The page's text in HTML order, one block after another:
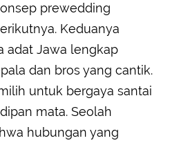
prewedding
Keduanya
adat Jawa lengkap
dan bros yang cantik.
untuk bergaya santai
mata. Seolah
hubungan yang